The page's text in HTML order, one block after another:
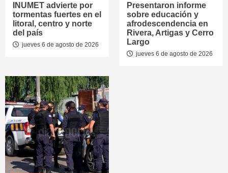
INUMET advierte por
tormentas fuertes en el
litoral, centro y norte
del país
jueves 6 de agosto de 2026
Presentaron informe
sobre educación y
afrodescendencia en
Rivera, Artigas y Cerro
Largo
jueves 6 de agosto de 2026